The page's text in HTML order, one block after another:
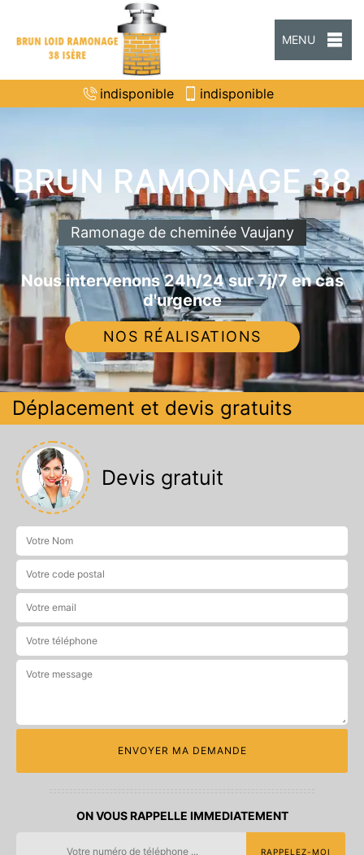
MENU
indisponible indisponible
BRUN RAMONAGE 38
Ramonage de cheminée Vaujany
Nous intervenons 24h/24 sur 7j/7 en cas
d'urgence
NOS RÉALISATIONS
Déplacement et devis gratuits
Devis gratuit
ON VOUS RAPPELLE IMMEDIATEMENT